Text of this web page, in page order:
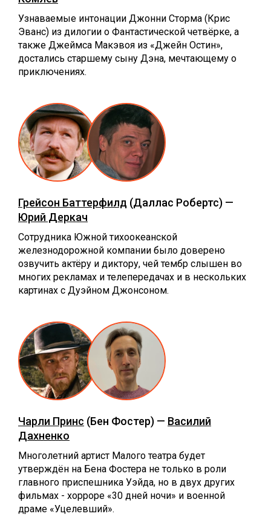
Узнаваемые интонации Джонни Сторма (Крис
Эванс) из дилогии о Фантастической четвёрке, а
также Джеймса Макэвоя из «Джейн Остин»,
достались старшему сыну Дэна, мечтающему о
приключениях.
Грейсон Баттерфилд (Даллас Робертс) —
Юрий Деркач
Сотрудника Южной тихоокеанской
железнодорожной компании было доверено
озвучить актёру и диктору, чей тембр слышен во
многих рекламах и телепередачах и в нескольких
картинах с Дуэйном Джонсоном.
Чарли Принс (Бен Фостер) — Василий
Дахненко
Многолетний артист Малого театра будет
утверждён на Бена Фостера не только в роли
главного приспешника Уэйда, но в двух других
фильмах - хорроре «30 дней ночи» и военной
драме «Уцелевший».